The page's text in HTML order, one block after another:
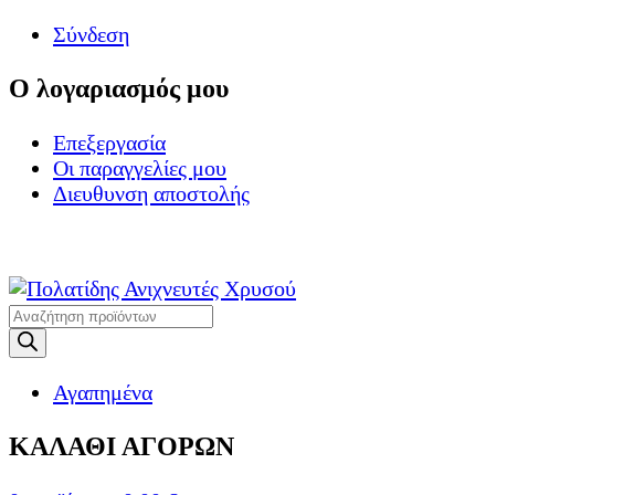
Σύνδεση
Ο λογαριασμός μου
Επεξεργασία
Οι παραγγελίες μου
Διευθυνση αποστολής
Products
search
Αγαπημένα
ΚΑΛΑΘΙ ΑΓΟΡΩΝ